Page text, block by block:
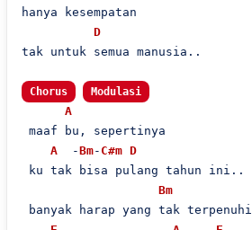
hanya kesempatan
D
tak untuk semua manusia..
Chorus Modulasi
A
maaf bu, sepertinya
A
  -
Bm- C#m D
ku tak bisa pulang tahun ini..
Bm
banyak harap yang tak terpenuhi